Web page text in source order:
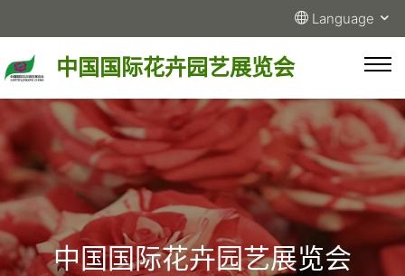
Language
中国国际花卉园艺展览会
中国国际花卉园艺展览会